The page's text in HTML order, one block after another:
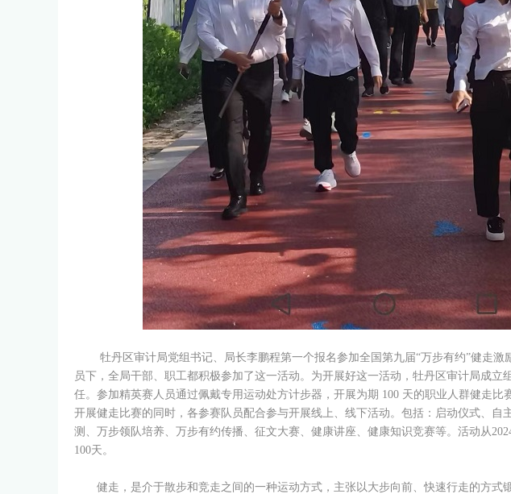
牡丹区审计局党组书记、局长李鹏程第一个报名参加全国第九届“万步有约”健走激
员下，全局干部、职工都积极参加了这一活动。为开展好这一活动，牡丹区审计局成立
任。参加精英赛人员通过佩戴专用运动处方计步器，开展为期 100 天的职业人群健走比
开展健走比赛的同时，各参赛队员配合参与开展线上、线下活动。包括：启动仪式、自
测、万步领队培养、万步有约传播、征文大赛、健康讲座、健康知识竞赛等。活动从
100天。
健走，是介于散步和竞走之间的一种运动方式，主张以大步向前、快速行走的方式